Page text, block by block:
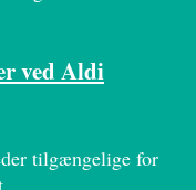
ved Aldi
tilgængelige for